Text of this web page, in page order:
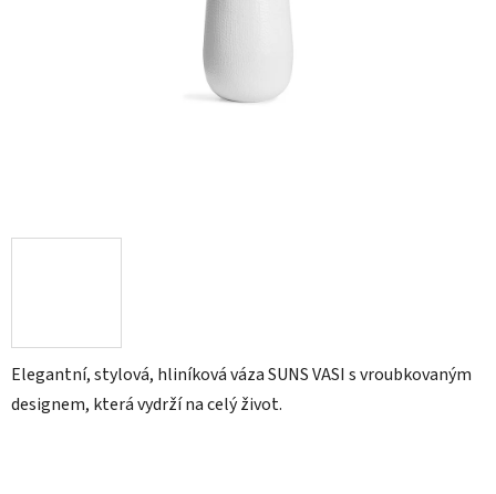
Elegantní, stylová, hliníková váza SUNS VASI s vroubkovaným
designem, která vydrží na celý život.